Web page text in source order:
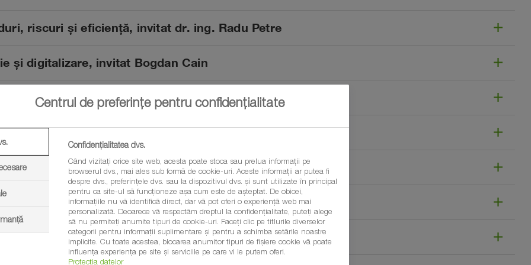
riscuri și eficiență, invitat dr. ing. Radu Petre
și digitalizare, invitat Bogdan Cain
invitat Marius Ciobanu (USV Iași)
tehnologie, invitat Narcis Vrabie
Remus Deleanu
în următorii ani
Centrul de preferințe pentru confidențialitate
Confidențialitatea dvs.
Când vizitați orice site web, acesta poate stoca sau prelua informații pe
browserul dvs., mai ales sub formă de cookie-uri. Aceste informații ar putea fi
despre dvs., preferințele dvs. sau la dispozitivul dvs. și sunt utilizate în principal
pentru ca site-ul să funcționeze așa cum este de așteptat. De obicei,
informațiile nu vă identifică direct, dar vă pot oferi o experiență web mai
personalizată. Deoarece vă respectăm dreptul la confidențialitate, puteți alege
să nu permiteți anumite tipuri de cookie-uri. Faceți clic pe titlurile diverselor
categorii pentru informații suplimentare și pentru a schimba setările noastre
implicite. Cu toate acestea, blocarea anumitor tipuri de fișiere cookie vă poate
influența experiența pe site și serviciile pe care vi le putem oferi.
Protecția datelor